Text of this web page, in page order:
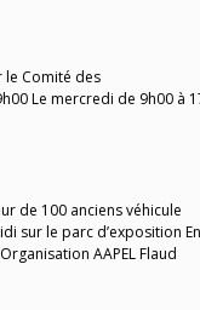
le Comité des
Le mercredi de 9h00 à
de 100 anciens véhicule
sur le parc d’exposition
AAPEL Flaud